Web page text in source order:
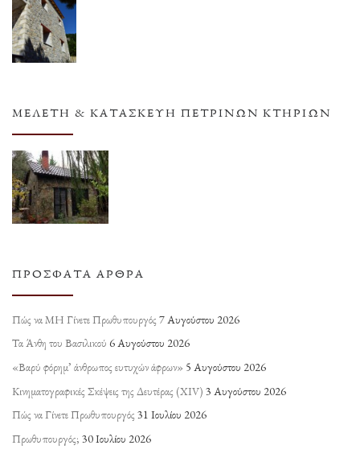
ΜΕΛΈΤΗ & ΚΑΤΑΣΚΕΥΉ ΠΈΤΡΙΝΩΝ ΚΤΗΡΊΩΝ
ΠΡΌΣΦΑΤΑ ΆΡΘΡΑ
Πώς να ΜΗ Γίνετε Πρωθυπουργός 7 Αυγούστου 2026
Τα Άνθη του Βασιλικού 6 Αυγούστου 2026
«Βαρύ φόρημ’ άνθρωπος ευτυχών άφρων» 5 Αυγούστου 2026
Κινηματογραφικές Σκέψεις της Δευτέρας (ΧΙV) 3 Αυγούστου 2026
Πώς να Γίνετε Πρωθυπουργός 31 Ιουλίου 2026
Πρωθυπουργός; 30 Ιουλίου 2026